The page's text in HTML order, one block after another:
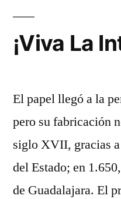
¡Viva La
El papel llegó a la
pero su fabricación
siglo XVII, gracias
del Estado; en
de Guadalajara. El